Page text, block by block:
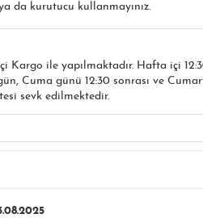
da kurutucu kullanmayınız.
Kargo ile yapılmaktadır. Hafta içi
Cuma günü 12:30 sonrası ve
sevk edilmektedir.